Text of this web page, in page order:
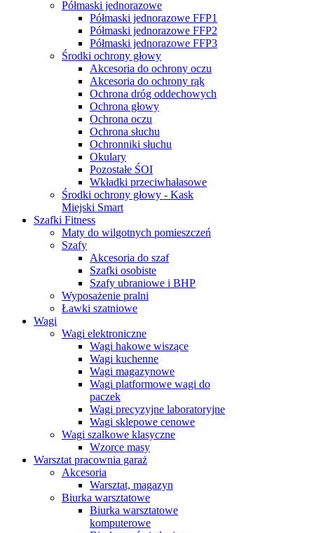
Półmaski jednorazowe
Półmaski jednorazowe FFP1
Półmaski jednorazowe FFP2
Półmaski jednorazowe FFP3
Środki ochrony głowy
Akcesoria do ochrony oczu
Akcesoria do ochrony rąk
Ochrona dróg oddechowych
Ochrona głowy
Ochrona oczu
Ochrona słuchu
Ochronniki słuchu
Okulary
Pozostałe ŚOI
Wkładki przeciwhałasowe
Środki ochrony głowy - Kask
Miejski Smart
Szafki Fitness
Maty do wilgotnych pomieszczeń
Szafy
Akcesoria do szaf
Szafki osobiste
Szafy ubraniowe i BHP
Wyposażenie pralni
Ławki szatniowe
Wagi
Wagi elektroniczne
Wagi hakowe wiszące
Wagi kuchenne
Wagi magazynowe
Wagi platformowe wagi do
paczek
Wagi precyzyjne laboratoryjne
Wagi sklepowe cenowe
Wagi szalkowe klasyczne
Wzorce masy
Warsztat pracownia garaż
Akcesoria
Warsztat, magazyn
Biurka warsztatowe
Biurka warsztatowe
komputerowe